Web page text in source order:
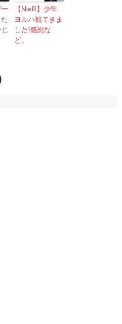
ー
【NieR】少年
ヨルハ観てきま
した!感想な
ど。